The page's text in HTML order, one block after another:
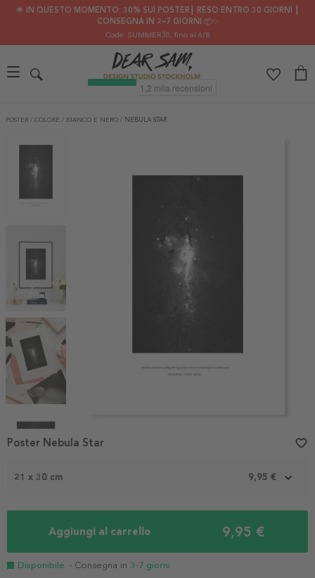
🌟 IN QUESTO MOMENTO: 30% SUI POSTER┃ RESO ENTRO 30 GIORNI ┃
CONSEGNA IN 2–7 GIORNI 📦✨
Code: SUMMER30, fino al 6/8
POSTER / COLORE / BIANCO E NERO / NEBULA STAR
1
21 x 30 cm 9,95 €
Aggiungi al carrello 9,95 €
Disponibile - Consegna in 3-7 giorni
Poster Nebula Star favorite_border